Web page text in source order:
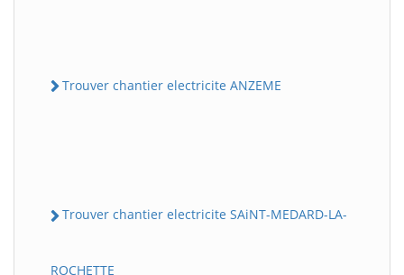
Trouver chantier electricite ANZEME
Trouver chantier electricite SAiNT-MEDARD-LA-
ROCHETTE